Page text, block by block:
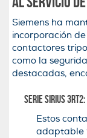
Siemens ha
incorporación
contactores
como la
destacadas,
Serie SIRIUS 3RT2:
Estos
adaptable